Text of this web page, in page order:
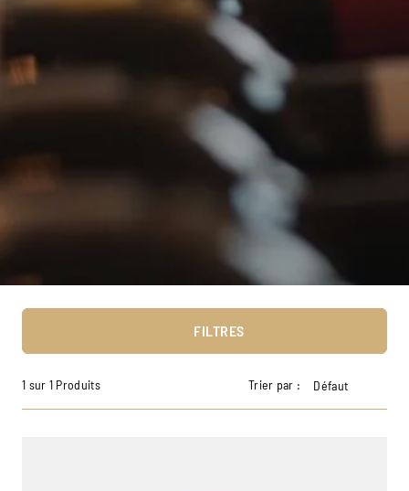
FILTRES
1 sur 1 Produits Trier par : Défaut